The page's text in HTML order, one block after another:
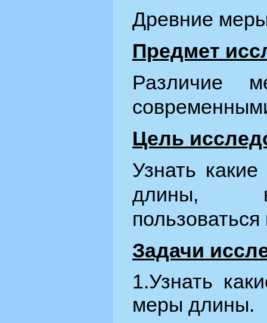
Древние
Предмет
Различие
Цель
Узнать
длины,
Задачи
1.Узнать
меры длины.